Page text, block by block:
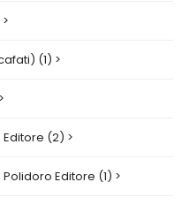
(1) >
(2) >
Editore (1) >